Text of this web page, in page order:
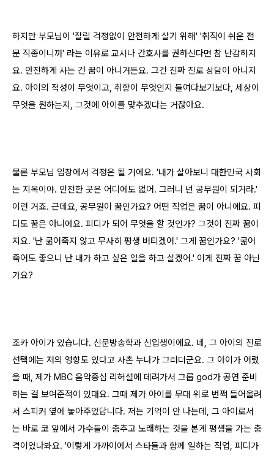
하지만 부모님이 '잘릴 걱정없이 안전하게 살기 위해' '취직이 쉬운 전
문 직종이니까' 라는 이유로 교사나 간호사를 권하신다면 참 난감하지
요. 안전하게 사는 건 꿈이 아니거든요. 그건 진짜 진로 상담이 아니지
요. 아이의 적성이 무엇이고, 취향이 무엇인지 들여다보기보다, 세상이
무엇을 원하는지, 그것에 아이를 맞추겠다는 거잖아요.
물론 부모님 입장에서 걱정은 될 거에요. '내가 살아보니 대한민국 사회
는 지옥이야. 안전한 곳은 어디에도 없어. 그러니 넌 공무원이 되거라.'
이런 거죠. 근데요, 공무원이 꿈인가요? 어떤 직업은 꿈이 아니에요. 피
디도 꿈은 아니에요. 피디가 되어 무엇을 할 것인가? 그것이 진짜 꿈이
지요. '난 굶어죽지 않고 무사히 평생 버티겠어.' 그게 꿈인가요? '굶어
죽어도 좋으니 난 내가 하고 싶은 일을 하고 살겠어.' 이게 진짜 꿈 아닌
가요?
조카 아이가 있습니다. 신문방송학과 신입생이에요. 네, 그 아이의 진로
선택에는 저의 영향도 있다고 사촌 누나가 그러더군요. 그 아이가 어렸
을 때, 제가 MBC 음악중심 리허설에 데려가서 그룹 god가 공연 준비
하는 걸 보여준적이 있대요. 그때 제가 아이를 무대 위로 번쩍 들어올려
서 스피커 옆에 놓아주었답니다. 저는 기억이 안 나는데, 그 아이로서
는 바로 코 앞에서 가수들이 춤추고 노래하는 것을 본게 평생을 가는 충
격이었나봐요. '이렇게 가까이에서 스타들과 함께 일하는 직업, 피디가